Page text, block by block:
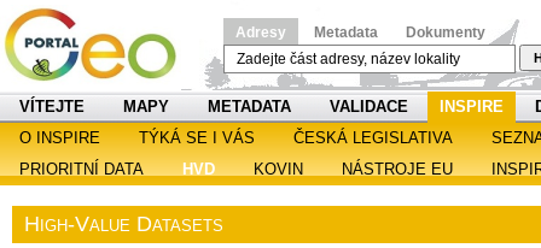
Adresy Metadata Dokumenty
VÍTEJTE MAPY METADATA VALIDACE INSPIRE
O INSPIRE
TÝKÁ SE I VÁS ČESKÁ LEGISLATIVA
PRIORITNÍ DATA
HVD KOVIN NÁSTROJE EU
High-Value Datasets